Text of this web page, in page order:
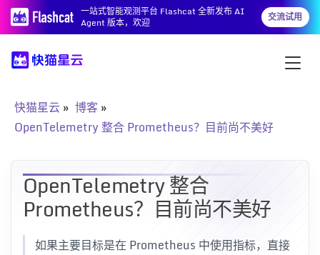
一站式智能观测平台 Flashcat 全新发布 AI
Agent 版本，欢迎
交流试用
快猫星云
博客
OpenTelemetry 整合 Prometheus？目前尚不美好
OpenTelemetry 整合
Prometheus？目前尚不美好
如果主要目标是在 Prometheus 中使用指标，直接